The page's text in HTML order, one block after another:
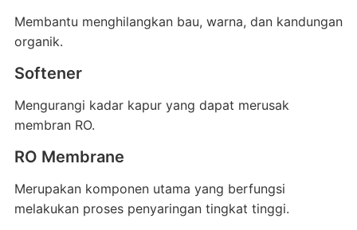
Membantu menghilangkan bau, warna, dan kandungan
organik.
Softener
Mengurangi kadar kapur yang dapat merusak
membran RO.
RO Membrane
Merupakan komponen utama yang berfungsi
melakukan proses penyaringan tingkat tinggi.